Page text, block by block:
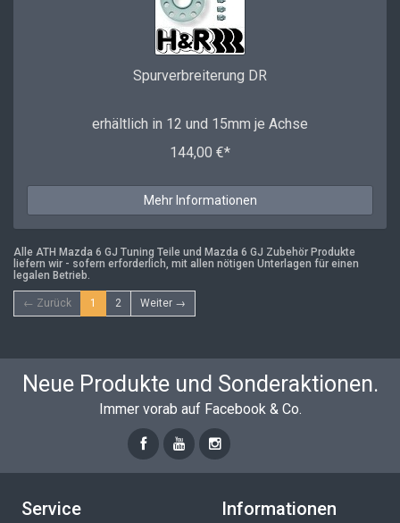
Spurverbreiterung DR
erhältlich in 12 und 15mm je Achse
144,00 €*
Mehr Informationen
Alle ATH Mazda 6 GJ Tuning Teile und Mazda 6 GJ Zubehör Produkte
liefern wir - sofern erforderlich, mit allen nötigen Unterlagen für einen
legalen Betrieb.
← Zurück 1 2 Weiter →
Neue Produkte und Sonderaktionen.
Immer vorab auf Facebook & Co.
Service Informationen